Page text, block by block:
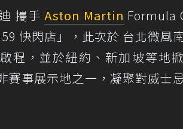
攜手Aston Martin Formula
快閃店」，此次於 台北微風
程，並於紐約、新加坡等地
賽事展示地之一，凝聚對威士